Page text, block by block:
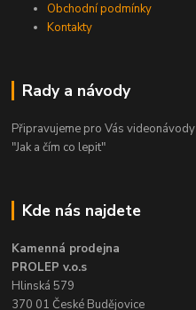
Obchodní podmínky
Kontakty
Rady a návody
Připravujeme pro Vás videonávody
"Jak a čím co lepit"
Kde nás najdete
Kamenná prodejna
PROLEP v.o.s
Hlinská 579
370 01 České Budějovice